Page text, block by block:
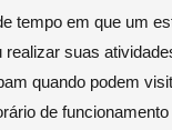
tempo em que um
suas
quando podem
de